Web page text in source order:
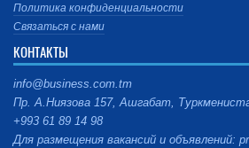
Политика конфиденциальности
Связаться с нами
КОНТАКТЫ
info@business.com.tm
Пр. А.Ниязова 157, Ашгабат,
+993 61 89 14 98
Для размещения вакансий и объявлений: